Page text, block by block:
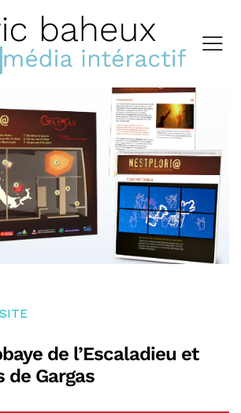
de l’Escaladieu et
de Gargas